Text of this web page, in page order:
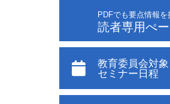
PDFでも要点情報を
読者専用ぺ
教育委員会対象
セミナー日程